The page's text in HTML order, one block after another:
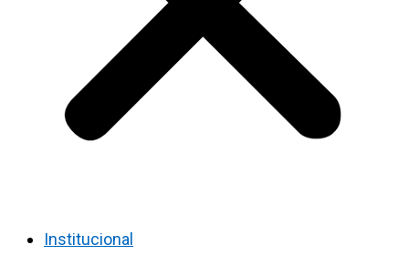
Institucional